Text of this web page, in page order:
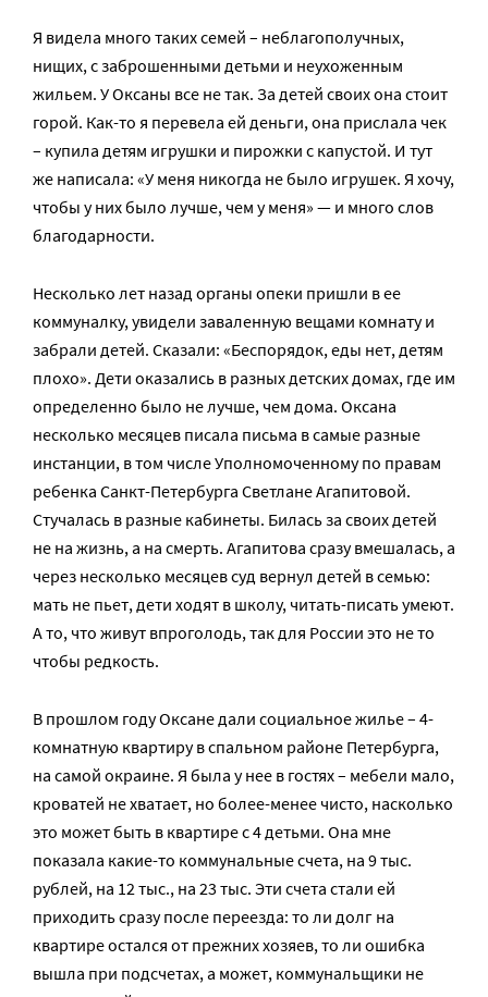
Я видела много таких семей – неблагополучных,
нищих, с заброшенными детьми и неухоженным
жильем. У Оксаны все не так. За детей своих она стоит
горой. Как-то я перевела ей деньги, она прислала чек
– купила детям игрушки и пирожки с капустой. И тут
же написала: «У меня никогда не было игрушек. Я хочу,
чтобы у них было лучше, чем у меня» — и много слов
благодарности.
Несколько лет назад органы опеки пришли в ее
коммуналку, увидели заваленную вещами комнату и
забрали детей. Сказали: «Беспорядок, еды нет, детям
плохо». Дети оказались в разных детских домах, где им
определенно было не лучше, чем дома. Оксана
несколько месяцев писала письма в самые разные
инстанции, в том числе Уполномоченному по правам
ребенка Санкт-Петербурга Светлане Агапитовой.
Стучалась в разные кабинеты. Билась за своих детей
не на жизнь, а на смерть. Агапитова сразу вмешалась, а
через несколько месяцев суд вернул детей в семью:
мать не пьет, дети ходят в школу, читать-писать умеют.
А то, что живут впроголодь, так для России это не то
чтобы редкость.
В прошлом году Оксане дали социальное жилье – 4-
комнатную квартиру в спальном районе Петербурга,
на самой окраине. Я была у нее в гостях – мебели мало,
кроватей не хватает, но более-менее чисто, насколько
это может быть в квартире с 4 детьми. Она мне
показала какие-то коммунальные счета, на 9 тыс.
рублей, на 12 тыс., на 23 тыс. Эти счета стали ей
приходить сразу после переезда: то ли долг на
квартире остался от прежних хозяев, то ли ошибка
вышла при подсчетах, а может, коммунальщики не